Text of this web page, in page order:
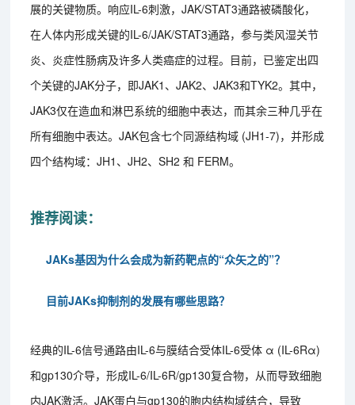
展的关键物质。响应IL-6刺激，JAK/STAT3通路被磷酸化，
在人体内形成关键的IL-6/JAK/STAT3通路，参与类风湿关节
炎、炎症性肠病及许多人类癌症的过程。目前，已鉴定出四
个关键的JAK分子，即JAK1、JAK2、JAK3和TYK2。其中，
JAK3仅在造血和淋巴系统的细胞中表达，而其余三种几乎在
所有细胞中表达。JAK包含七个同源结构域 (JH1-7)，并形成
四个结构域：JH1、JH2、SH2 和 FERM。
推荐阅读：
JAKs基因为什么会成为新药靶点的“众矢之的”？
目前JAKs抑制剂的发展有哪些思路？
经典的IL-6信号通路由IL-6与膜结合受体IL-6受体 α (IL-6Rα)
和gp130介导，形成IL-6/IL-6R/gp130复合物，从而导致细胞
内JAK激活。JAK蛋白与gp130的胞内结构域结合，导致